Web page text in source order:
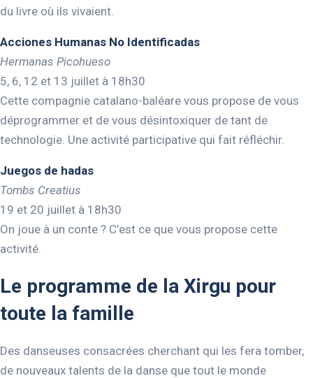
du livre où ils vivaient.
Acciones Humanas No Identificadas
Hermanas Picohueso
5, 6, 12 et 13 juillet à 18h30
Cette compagnie catalano-baléare vous propose de vous
déprogrammer et de vous désintoxiquer de tant de
technologie. Une activité participative qui fait réfléchir.
Juegos de hadas
Tombs Creatius
19 et 20 juillet à 18h30
On joue à un conte ? C’est ce que vous propose cette
activité.
Le programme de la Xirgu pour
toute la famille
Des danseuses consacrées cherchant qui les fera tomber,
de nouveaux talents de la danse que tout le monde